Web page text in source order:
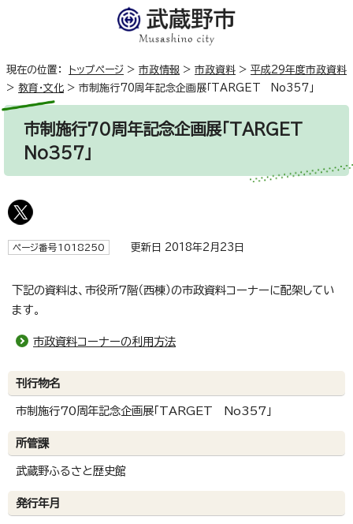
現在の位置： トップページ > 市政情報 > 市政資料 > 平成29年度市政資料
> 教育・文化 > 市制施行70周年記念企画展「TARGET No357」
市制施行70周年記念企画展「TARGET
No357」
ページ番号1018250 更新日 2018年2月23日
下記の資料は、市役所7階（西棟）の市政資料コーナーに配架してい
ます。
市政資料コーナーの利用方法
刊行物名
市制施行70周年記念企画展「TARGET No357」
所管課
武蔵野ふるさと歴史館
発行年月